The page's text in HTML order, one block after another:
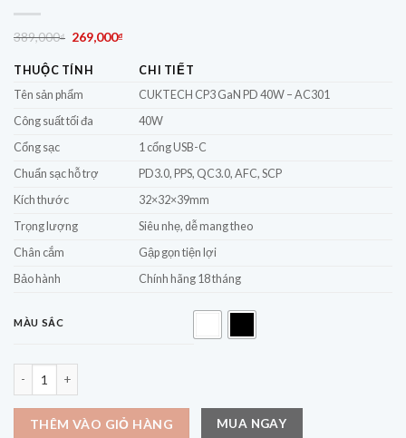
389,000₫
Giá
là:
389,000₫.
269,000₫
THUỘC TÍNH
CHI TIẾT
Tên sản phẩm
CUKTECH CP3 GaN PD 40W – AC301
Công suất tối đa
40W
Cổng sạc
1 cổng USB-C
Chuẩn sạc hỗ trợ
PD3.0, PPS, QC3.0, AFC, SCP
Kích thước
32×32×39mm
Trọng lượng
Siêu nhẹ, dễ mang theo
Chân cắm
Gập gọn tiện lợi
Bảo hành
Chính hãng 18 tháng
MÀU SẮC
THÊM VÀO GIỎ HÀNG MUA NGAY